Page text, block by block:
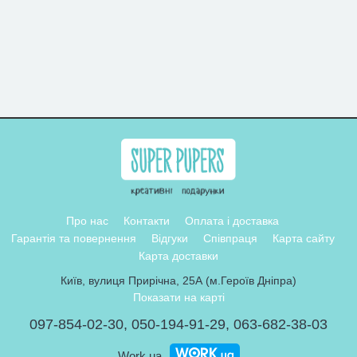
Про нас Контакти
Оплата і доставка
Гарантія та повернення
Відгуки Співпраця
Карта сайту
Карта доставки
Київ, вулиця Прирічна, 25А (м.Героїв Дніпра)
Показати на карті
097-854-02-30, 050-194-91-29, 063-682-38-03